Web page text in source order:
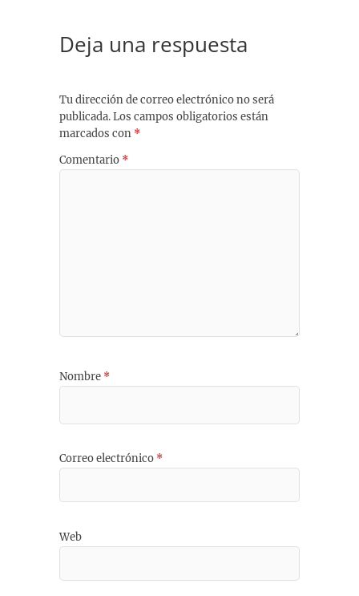
Deja una respuesta
Tu dirección de correo electrónico no será
publicada.Los campos obligatorios están
marcados con *
Comentario *
Nombre *
Correo electrónico *
Web